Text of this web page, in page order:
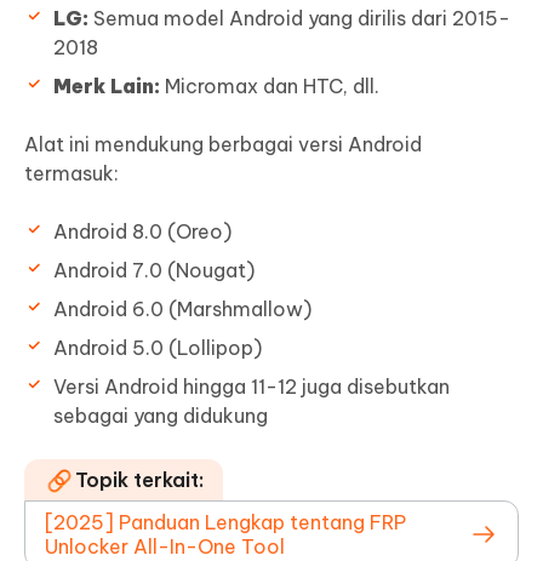
LG: Semua model Android yang dirilis dari 2015-
2018
Merk Lain: Micromax dan HTC, dll.
Alat ini mendukung berbagai versi Android
termasuk:
Android 8.0 (Oreo)
Android 7.0 (Nougat)
Android 6.0 (Marshmallow)
Android 5.0 (Lollipop)
Versi Android hingga 11-12 juga disebutkan
sebagai yang didukung
Topik terkait:
[2025] Panduan Lengkap tentang FRP
Unlocker All-In-One Tool